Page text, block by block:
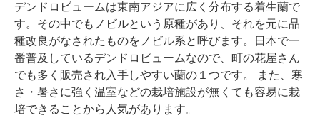
デンドロビュームは東南アジアに広く分布する着生蘭で
す。その中でもノビルという原種があり、それを元に品
種改良がなされたものをノビル系と呼びます。日本で一
番普及しているデンドロビュームなので、町の花屋さん
でも多く販売され入手しやすい蘭の１つです。 また、寒
さ・暑さに強く温室などの栽培施設が無くても容易に栽
培できることから人気があります。